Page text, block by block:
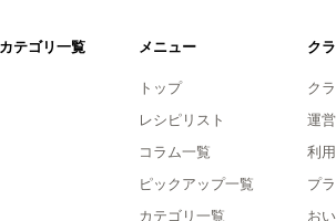
カテゴリ一覧 メニュー
トップ
レシピリスト
コラム一覧
ピックアップ一覧
カテゴリ一覧
ク
ク
運
利
プ
お